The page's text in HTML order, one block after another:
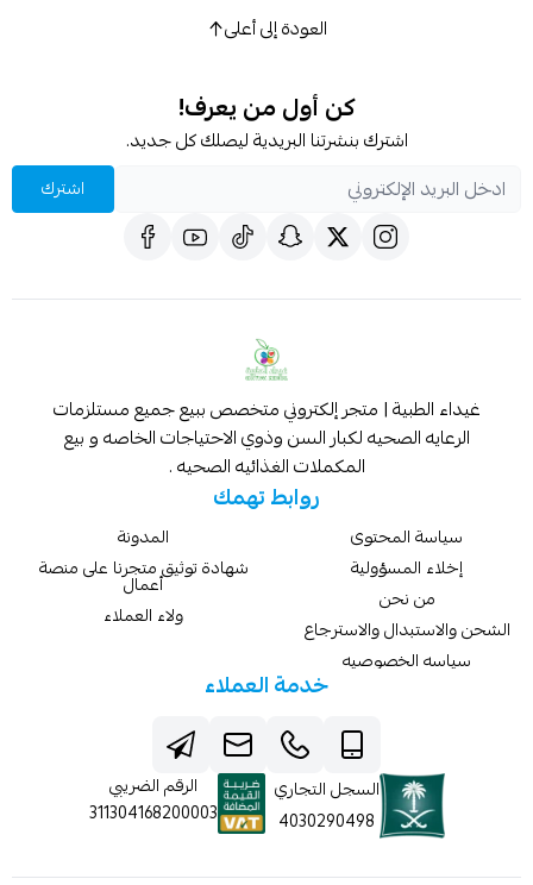
العودة إلى أعلى
كن أول من يعرف!
اشترك بنشرتنا البريدية ليصلك كل جديد.
اشترك
غيداء الطبية | متجر إلكتروني متخصص ببيع جميع مستلزمات
الرعايه الصحيه لكبار السن وذوي الاحتياجات الخاصه و بيع
المكملات الغذائيه الصحيه .
روابط تهمك
سياسة المحتوى
إخلاء المسؤولية
من نحن
الشحن والاستبدال والاسترجاع
سياسه الخصوصيه
المدونة
شهادة توثيق متجرنا على منصة
أعمال
ولاء العملاء
خدمة العملاء
السجل التجاري
4030290498
الرقم الضريبي
311304168200003